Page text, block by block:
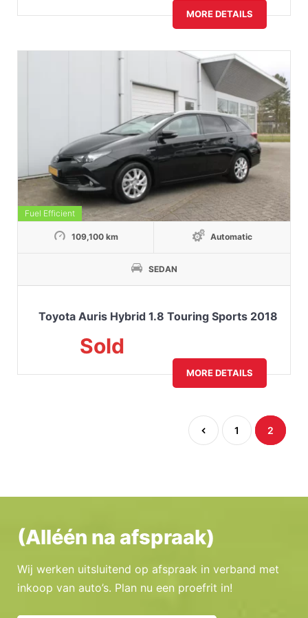
MORE DETAILS
Fuel Efficient
109,100 km Automatic
SEDAN
Toyota Auris Hybrid 1.8 Touring Sports 2018
Sold
MORE DETAILS
1 2
(Alléén na afspraak)
Wij werken uitsluitend op afspraak in verband met
inkoop van auto’s. Plan nu een proefrit in!